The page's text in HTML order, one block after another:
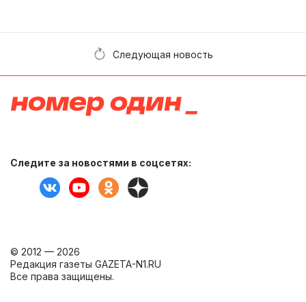
Следующая новость
Следите за новостями в соцсетях:
© 2012 — 2026
Редакция газеты GAZETA-N1.RU
Все права защищены.